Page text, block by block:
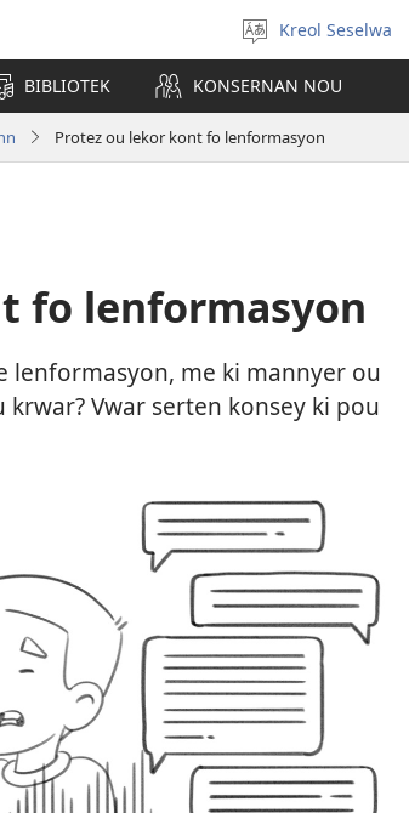
Swazir
en
langaz
Kreol Seselwa
BIBLIOTEK KONSERNAN NOU
Protez ou lekor kont fo lenformasyon
fo lenformasyon
lenformasyon, me ki mannyer ou
Vwar serten konsey ki pou